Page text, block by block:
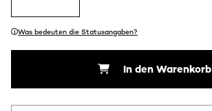
Was bedeuten die Statusangaben?
In den Warenkorb